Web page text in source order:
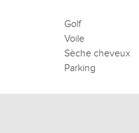
Golf
Voile
Sèche cheveux
Parking